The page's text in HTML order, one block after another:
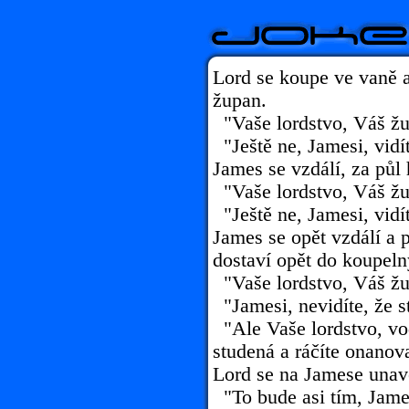
Lord se koupe ve vaně
župan.
"Vaše lordstvo, Váš
"Ještě ne, Jamesi,
James se vzdálí, za
"Vaše lordstvo, Váš
"Ještě ne, Jamesi,
James se opět vzdálí a
dostaví opět do
"Vaše lordstvo, Váš
"Jamesi, nevidíte, že
"Ale Vaše lordstvo,
studená a ráčíte
Lord se na Jamese
"To bude asi tím,